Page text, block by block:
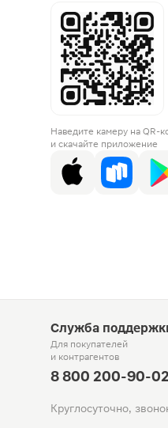
Наведите камеру на QR-
и скачайте приложение
Служба
Для покупателей
и контрагентов
8 800 200-90-02
Круглосуточно,